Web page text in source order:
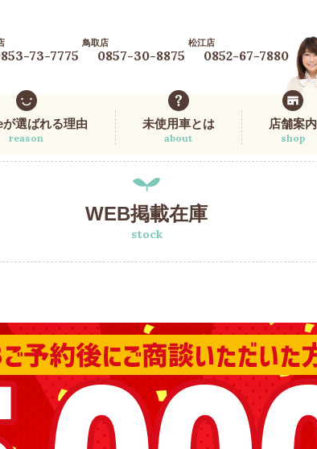
73-7775
鳥取店
0857-30-8875
松江店
0852-67-7880
選ばれる理由
reason
未使用車とは
about
店舗案内
shop
WEB掲載在庫
stock